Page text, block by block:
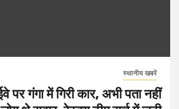
स्थानीय खबरें
पर गंगा में गिरी कार, अभी पता नहीं